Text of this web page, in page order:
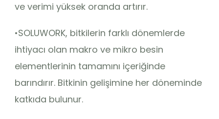
ve verimi yüksek oranda artırır.
•SOLUWORK, bitkilerin farklı dönemlerde
ihtiyacı olan makro ve mikro besin
elementlerinin tamamını içeriğinde
barındırır. Bitkinin gelişimine her döneminde
katkıda bulunur.